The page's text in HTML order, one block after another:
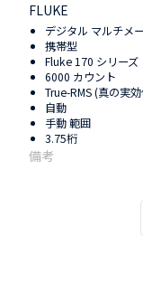
FLUKE
デジタル マルチメ
携帯型
Fluke 170 シリーズ
6000 カウント
True-RMS (真の実
自動
手動 範囲
3.75桁